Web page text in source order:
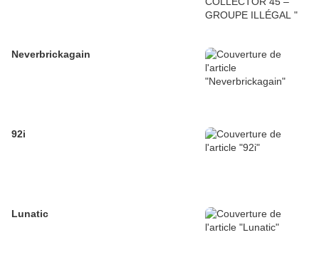
Neverbrickagain
92i
Lunatic